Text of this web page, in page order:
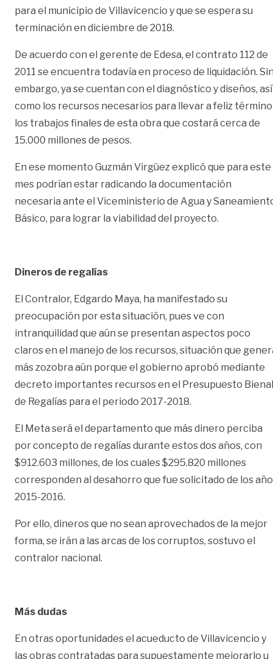
para el municipio de Villavicencio y que se espera su
terminación en diciembre de 2018.
De acuerdo con el gerente de Edesa, el contrato 112 de
2011 se encuentra todavía en proceso de liquidación.
embargo, ya se cuentan con el diagnóstico y diseños, así
como los recursos necesarios para llevar a feliz término
los trabajos finales de esta obra que costará cerca de
15.000 millones de pesos.
En ese momento Guzmán Virgüez explicó que para este
mes podrían estar radicando la documentación
necesaria ante el Viceministerio de Agua y
Básico, para lograr la viabilidad del proyecto.
Dineros de regalías
El Contralor, Edgardo Maya, ha manifestado su
preocupación por esta situación, pues ve con
intranquilidad que aún se presentan aspectos poco
claros en el manejo de los recursos, situación que
más zozobra aún porque el gobierno aprobó mediante
decreto importantes recursos en el Presupuesto Bienal
de Regalías para el periodo 2017-2018.
El Meta será el departamento que más dinero perciba
por concepto de regalías durante estos dos años, con
$912.603 millones, de los cuales $295.820 millones
corresponden al desahorro que fue solicitado de los
2015-2016.
Por ello, dineros que no sean aprovechados de la mejor
forma, se irán a las arcas de los corruptos, sostuvo el
contralor nacional.
Más dudas
En otras oportunidades el acueducto de Villavicencio y
las obras contratadas para supuestamente mejorarlo u